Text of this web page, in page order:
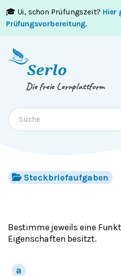
🎓 Ui, schon Prüfungszeit? Hier
Prüfungsvorbereitung.
Springe zumInhaltoderFooter
Die freie Lernplattform
Steckbriefaufgaben
Bestimme jeweils eine
Eigenschaften besitzt.